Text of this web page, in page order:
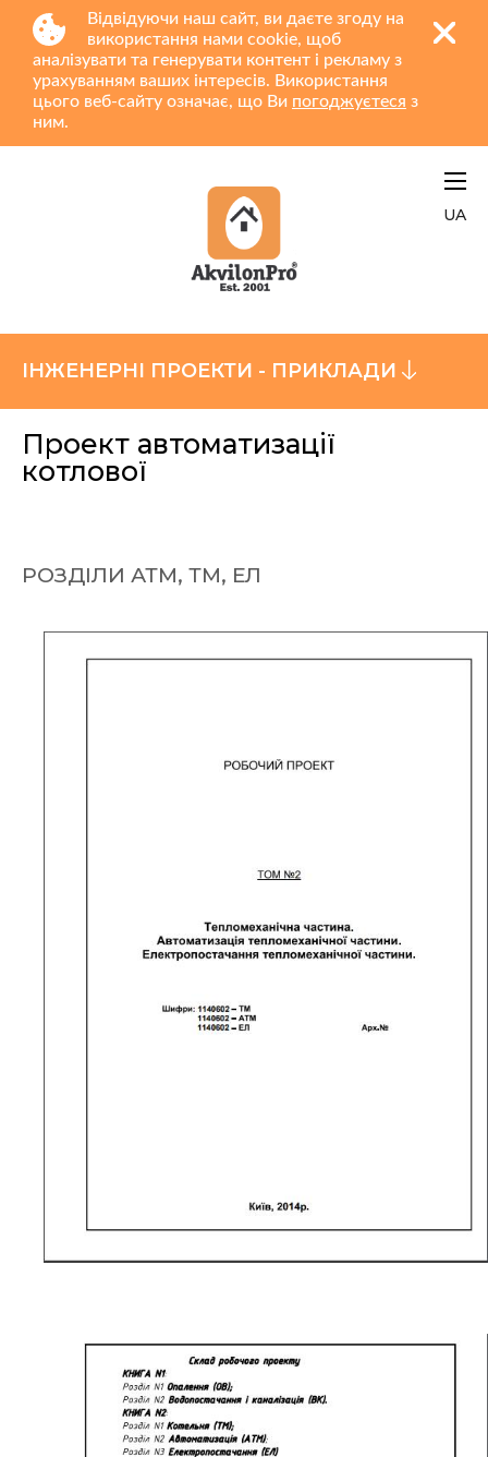
Відвідуючи наш сайт, ви даєте згоду на
використання нами cookie, щоб
аналізувати та генерувати контент і рекламу з
урахуванням ваших інтересів. Використання
цього веб-сайту означає, що Ви погоджуєтеся з
ним.
UA
ІНЖЕНЕРНІ ПРОЕКТИ - ПРИКЛАДИ
Проект автоматизації
котлової
РОЗДІЛИ АТМ, ТМ, ЕЛ